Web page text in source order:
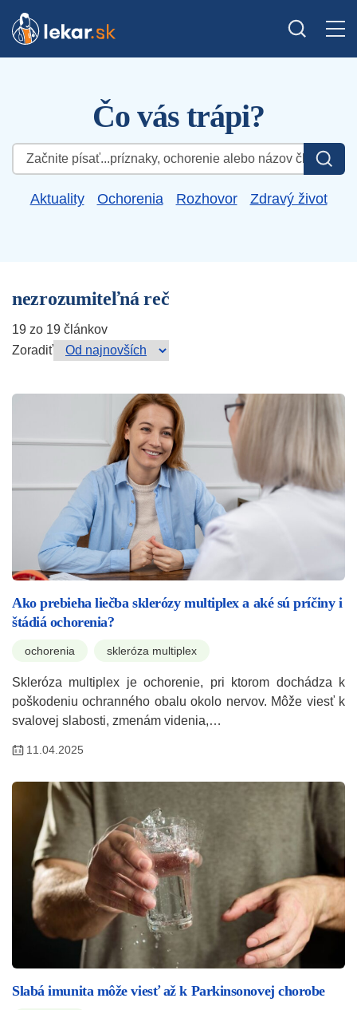
Čo vás trápi?
Hľadať:
Aktuality Ochorenia Rozhovor Zdravý život
nezrozumiteľná reč
19 zo 19 článkov
Zoradiť
Ako prebieha liečba sklerózy multiplex a aké sú príčiny i
štádiá ochorenia?
ochorenia skleróza multiplex
Skleróza multiplex je ochorenie, pri ktorom dochádza k
poškodeniu ochranného obalu okolo nervov. Môže viesť k
svalovej slabosti, zmenám videnia,…
11.04.2025
Slabá imunita môže viesť až k Parkinsonovej chorobe